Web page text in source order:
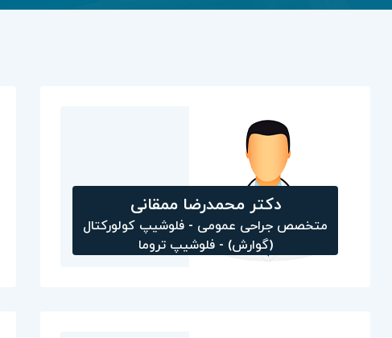
دکتر محمدرضا ممقانی
متخصص جراحی عمومی - فلوشیپ کولورکتال
(گوارش) - فلوشیپ تروما